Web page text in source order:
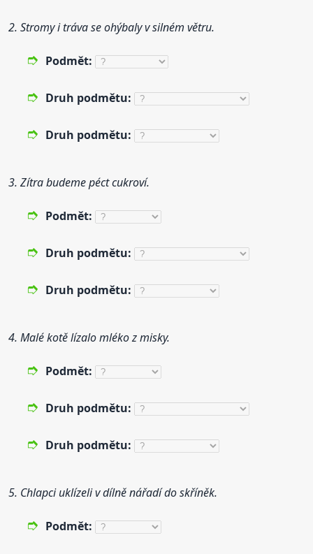
2. Stromy i tráva se ohýbaly v silném větru.
Podmět:
Druh podmětu:
Druh podmětu:
3. Zítra budeme péct cukroví.
Podmět:
Druh podmětu:
Druh podmětu:
4. Malé kotě lízalo mléko z misky.
Podmět:
Druh podmětu:
Druh podmětu:
5. Chlapci uklízeli v dílně nářadí do skříněk.
Podmět: